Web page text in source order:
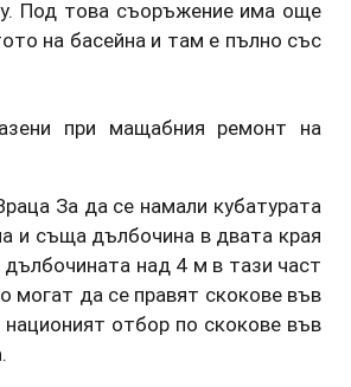
Под това съоръжение има още
на басейна и там е пълно със
при мащабния ремонт на
За да се намали кубатурата
и съща дълбочина в двата края
дълбочината над 4 м в тази част
могат да се правят скокове във
отбор по скокове във